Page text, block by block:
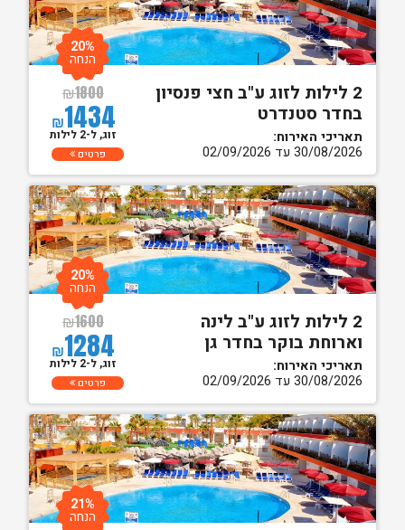
2 לילות לזוג ע"ב חצי פנסיון
בחדר סטנדרט
תאריכי האירוח:
30/08/2026 עד 02/09/2026
₪1800
₪1434
20%
הנחה
זוג, ל-2 לילות
פרטים
2 לילות לזוג ע"ב לינה
וארוחת בוקר בחדר גן
תאריכי האירוח:
30/08/2026 עד 02/09/2026
₪1600
₪1284
20%
הנחה
זוג, ל-2 לילות
פרטים
21%
הנחה